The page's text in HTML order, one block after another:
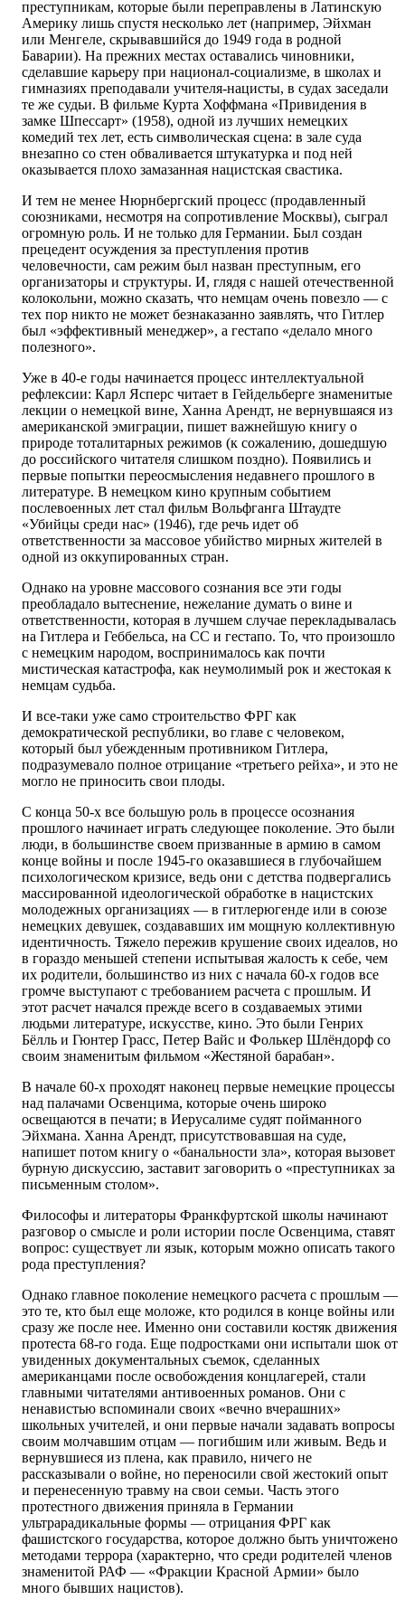
преступникам, которые были переправлены в Латинскую
Америку лишь спустя несколько лет (например, Эйхман
или Менгеле, скрывавшийся до 1949 года в родной
Баварии). На прежних местах оставались чиновники,
сделавшие карьеру при национал-социализме, в школах и
гимназиях преподавали учителя-нацисты, в судах заседали
те же судьи. В фильме Курта Хоффмана «Привидения в
замке Шпессарт» (1958), одной из лучших немецких
комедий тех лет, есть символическая сцена: в зале суда
внезапно со стен обваливается штукатурка и под ней
оказывается плохо замазанная нацистская свастика.
И тем не менее Нюрнбергский процесс (продавленный
союзниками, несмотря на сопротивление Москвы), сыграл
огромную роль. И не только для Германии. Был создан
прецедент осуждения за преступления против
человечности, сам режим был назван преступным, его
организаторы и структуры. И, глядя с нашей отечественной
колокольни, можно сказать, что немцам очень повезло — с
тех пор никто не может безнаказанно заявлять, что Гитлер
был «эффективный менеджер», а гестапо «делало много
полезного».
Уже в 40-е годы начинается процесс интеллектуальной
рефлексии: Карл Ясперс читает в Гейдельберге знаменитые
лекции о немецкой вине, Ханна Арендт, не вернувшаяся из
американской эмиграции, пишет важнейшую книгу о
природе тоталитарных режимов (к сожалению, дошедшую
до российского читателя слишком поздно). Появились и
первые попытки переосмысления недавнего прошлого в
литературе. В немецком кино крупным событием
послевоенных лет стал фильм Вольфганга Штаудте
«Убийцы среди нас» (1946), где речь идет об
ответственности за массовое убийство мирных жителей в
одной из оккупированных стран.
Однако на уровне массового сознания все эти годы
преобладало вытеснение, нежелание думать о вине и
ответственности, которая в лучшем случае перекладывалась
на Гитлера и Геббельса, на СС и гестапо. То, что произошло
с немецким народом, воспринималось как почти
мистическая катастрофа, как неумолимый рок и жестокая к
немцам судьба.
И все-таки уже само строительство ФРГ как
демократической республики, во главе с человеком,
который был убежденным противником Гитлера,
подразумевало полное отрицание «третьего рейха», и это не
могло не приносить свои плоды.
С конца 50-х все большую роль в процессе осознания
прошлого начинает играть следующее поколение. Это были
люди, в большинстве своем призванные в армию в самом
конце войны и после 1945-го оказавшиеся в глубочайшем
психологическом кризисе, ведь они с детства подвергались
массированной идеологической обработке в нацистских
молодежных организациях — в гитлерюгенде или в союзе
немецких девушек, создававших им мощную коллективную
идентичность. Тяжело пережив крушение своих идеалов, но
в гораздо меньшей степени испытывая жалость к себе, чем
их родители, большинство из них с начала 60-х годов все
громче выступают с требованием расчета с прошлым. И
этот расчет начался прежде всего в создаваемых этими
людьми литературе, искусстве, кино. Это были Генрих
Бёлль и Гюнтер Грасс, Петер Вайс и Фолькер Шлёндорф со
своим знаменитым фильмом «Жестяной барабан».
В начале 60-х проходят наконец первые немецкие процессы
над палачами Освенцима, которые очень широко
освещаются в печати; в Иерусалиме судят пойманного
Эйхмана. Ханна Арендт, присутствовавшая на суде,
напишет потом книгу о «банальности зла», которая вызовет
бурную дискуссию, заставит заговорить о «преступниках за
письменным столом».
Философы и литераторы Франкфуртской школы начинают
разговор о смысле и роли истории после Освенцима, ставят
вопрос: существует ли язык, которым можно описать такого
рода преступления?
Однако главное поколение немецкого расчета с прошлым —
это те, кто был еще моложе, кто родился в конце войны или
сразу же после нее. Именно они составили костяк движения
протеста 68-го года. Еще подростками они испытали шок от
увиденных документальных съемок, сделанных
американцами после освобождения концлагерей, стали
главными читателями антивоенных романов. Они с
ненавистью вспоминали своих «вечно вчерашних»
школьных учителей, и они первые начали задавать вопросы
своим молчавшим отцам — погибшим или живым. Ведь и
вернувшиеся из плена, как правило, ничего не
рассказывали о войне, но переносили свой жестокий опыт
и перенесенную травму на свои семьи. Часть этого
протестного движения приняла в Германии
ультрарадикальные формы — отрицания ФРГ как
фашистского государства, которое должно быть уничтожено
методами террора (характерно, что среди родителей членов
знаменитой РАФ — «Фракции Красной Армии» было
много бывших нацистов).